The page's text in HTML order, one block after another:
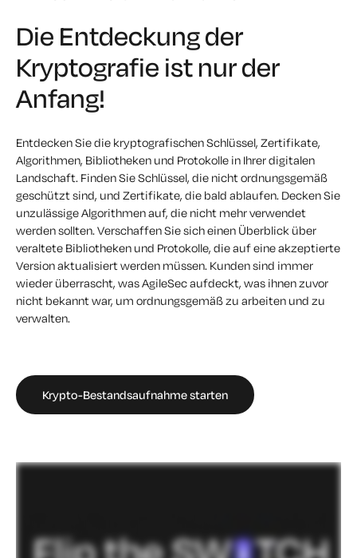
Die Entdeckung der
Kryptografie ist nur der
Anfang!
Entdecken Sie die kryptografischen Schlüssel, Zertifikate,
Algorithmen, Bibliotheken und Protokolle in Ihrer digitalen
Landschaft. Finden Sie Schlüssel, die nicht ordnungsgemäß
geschützt sind, und Zertifikate, die bald ablaufen. Decken Sie
unzulässige Algorithmen auf, die nicht mehr verwendet
werden sollten. Verschaffen Sie sich einen Überblick über
veraltete Bibliotheken und Protokolle, die auf eine akzeptierte
Version aktualisiert werden müssen. Kunden sind immer
wieder überrascht, was AgileSec aufdeckt, was ihnen zuvor
nicht bekannt war, um ordnungsgemäß zu arbeiten und zu
verwalten.
Krypto-Bestandsaufnahme starten